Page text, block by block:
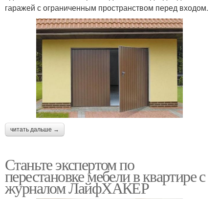
гаражей с ограниченным пространством перед входом.
читать дальше →
Станьте экспертом по
перестановке мебели в квартире с
журналом ЛайфХАКЕР